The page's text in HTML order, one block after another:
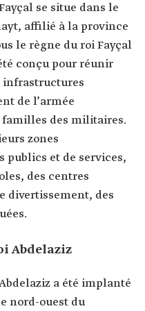
se situe dans le
affilié à la province
le règne du roi Fayçal
conçu pour réunir
infrastructures
de l’armée
familles des militaires.
zones
publics et de services,
des centres
divertissement, des
Abdelaziz
a été implanté
nord-ouest du